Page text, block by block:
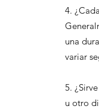
4.
una
variar
5.
u otro